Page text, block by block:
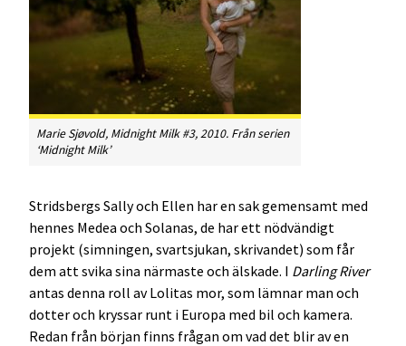
Marie Sjøvold, Midnight Milk #3, 2010. Från serien
‘Midnight Milk’
Stridsbergs Sally och Ellen har en sak gemensamt med
hennes Medea och Solanas, de har ett nödvändigt
projekt (simningen, svartsjukan, skrivandet) som får
dem att svika sina närmaste och älskade. I Darling River
antas denna roll av Lolitas mor, som lämnar man och
dotter och kryssar runt i Europa med bil och kamera.
Redan från början finns frågan om vad det blir av en